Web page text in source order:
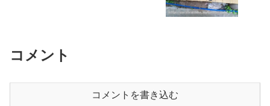
コメント
コメントを書き込む